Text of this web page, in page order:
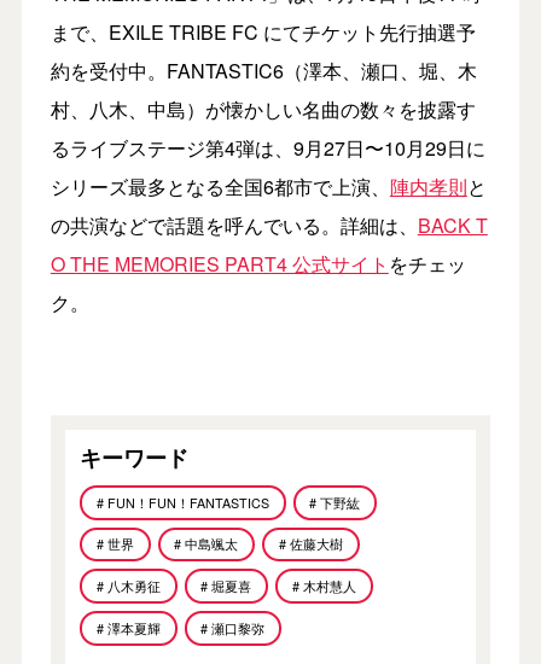
まで、EXILE TRIBE FC にてチケット先行抽選予
約を受付中。FANTASTIC6（澤本、瀬口、堀、木
村、八木、中島）が懐かしい名曲の数々を披露す
るライブステージ第4弾は、9月27日〜10月29日に
シリーズ最多となる全国6都市で上演、 陣内孝則と
の共演などで話題を呼んでいる。詳細は、 BACK T
O THE MEMORIES PART4 公式サイト をチェッ
ク。
キーワード
# FUN！FUN！FANTASTICS # 下野紘
# 世界 # 中島颯太 # 佐藤大樹
# 八木勇征 # 堀夏喜 # 木村慧人
# 澤本夏輝 # 瀬口黎弥